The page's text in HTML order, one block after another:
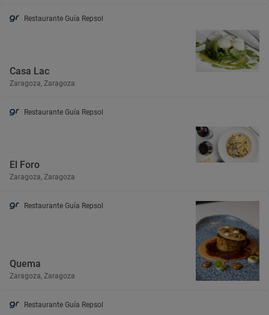
Restaurante Guía Repsol
Casa Lac
Zaragoza, Zaragoza
Restaurante Guía Repsol
El Foro
Zaragoza, Zaragoza
Restaurante Guía Repsol
Quema
Zaragoza, Zaragoza
Restaurante Guía Repsol